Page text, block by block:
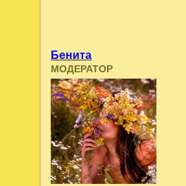
Бенита
МОДЕРАТОР